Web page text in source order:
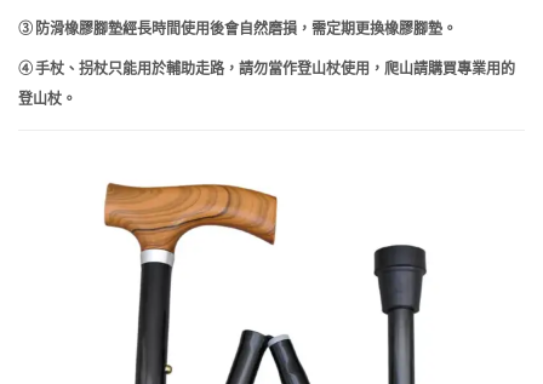
③ 防滑橡膠腳墊經長時間使用後會自然磨損，需定期更換橡膠腳墊。
④ 手杖、拐杖只能用於輔助走路，請勿當作登山杖使用，爬山請購買專業用的
登山杖。